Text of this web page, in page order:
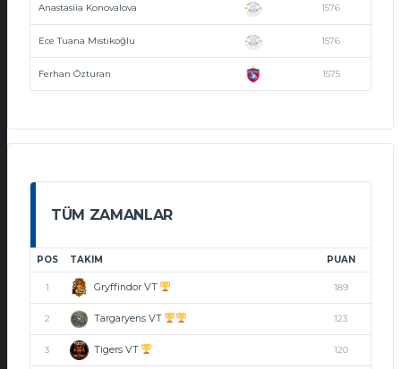
Anastasiia Konovalova 1576
Ece Tuana Mıstıkoğlu 1576
Ferhan Özturan 1575
TÜM ZAMANLAR
POS TAKIM PUAN
1 Gryffindor VT 189
2 Targaryens VT 123
3 Tigers VT 120